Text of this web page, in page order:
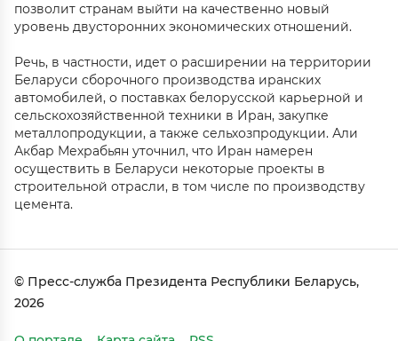
позволит странам выйти на качественно новый
уровень двусторонних экономических отношений.
Речь, в частности, идет о расширении на территории
Беларуси сборочного производства иранских
автомобилей, о поставках белорусской карьерной и
сельскохозяйственной техники в Иран, закупке
металлопродукции, а также сельхозпродукции. Али
Акбар Мехрабьян уточнил, что Иран намерен
осуществить в Беларуси некоторые проекты в
строительной отрасли, в том числе по производству
цемента.
© Пресс-служба Президента Республики Беларусь,
2026